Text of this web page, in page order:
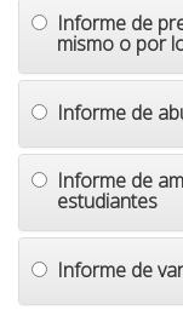
Informe de
mismo o por
Informe de
Informe de
estudiantes
Informe de